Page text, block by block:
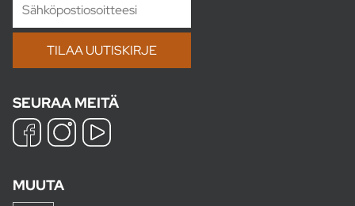
SEURAA MEITÄ
MUUTA